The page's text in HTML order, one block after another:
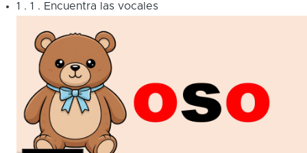
1 . 1 . Encuentra las vocales